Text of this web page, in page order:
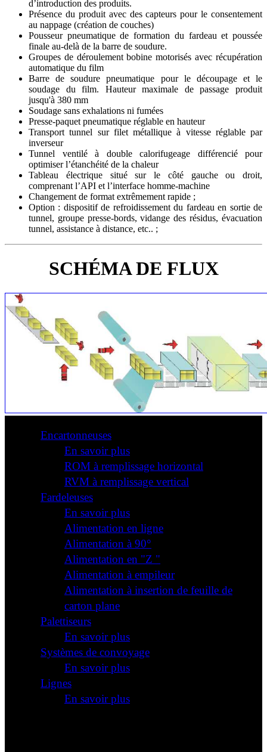
d’introduction des produits.
Présence du produit avec des capteurs pour le consentement
au nappage (création de couches)
Pousseur pneumatique de formation du fardeau et poussée
finale au-delà de la barre de soudure.
Groupes de déroulement bobine motorisés avec récupération
automatique du film
Barre de soudure pneumatique pour le découpage et le
soudage du film. Hauteur maximale de passage produit
jusqu'à 380 mm
Soudage sans exhalations ni fumées
Presse-paquet pneumatique réglable en hauteur
Transport tunnel sur filet métallique à vitesse réglable par
inverseur
Tunnel ventilé à double calorifugeage différencié pour
optimiser l’étanchéité de la chaleur
Tableau électrique situé sur le côté gauche ou droit,
comprenant l’API et l’interface homme-machine
Changement de format extrêmement rapide ;
Option : dispositif de refroidissement du fardeau en sortie de
tunnel, groupe presse-bords, vidange des résidus, évacuation
tunnel, assistance à distance, etc.. ;
SCHÉMA DE FLUX
Encartonneuses
En savoir plus
ROM à remplissage horizontal
RVM à remplissage vertical
Fardeleuses
En savoir plus
Alimentation en ligne
Alimentation à 90°
Alimentation en "Z "
Alimentation à empileur
Alimentation à insertion de feuille de
carton plane
Palettiseurs
En savoir plus
Systèmes de convoyage
En savoir plus
Lignes
En savoir plus